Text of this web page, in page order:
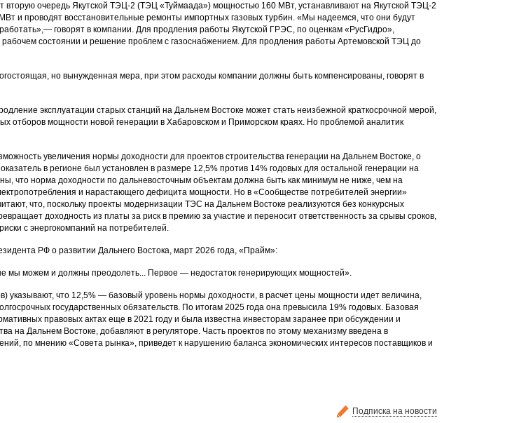
вторую очередь Якутской ТЭЦ-2 (ТЭЦ «Туймаада») мощностью 160 МВт, устанавливают на Якутской ТЭЦ-2
и проводят восстановительные ремонты импортных газовых турбин. «Мы надеемся, что они будут
говорят в компании. Для продления работы Якутской ГРЭС, по оценкам «РусГидро»,
состоянии и решение проблем с газоснабжением. Для продления работы Артемовской ТЭЦ до
но вынужденная мера, при этом расходы компании должны быть компенсированы, говорят в
эксплуатации старых станций на Дальнем Востоке может стать неизбежной краткосрочной мерой,
отборов мощности новой генерации в Хабаровском и Приморском краях. Но проблемой аналитик
увеличения нормы доходности для проектов строительства генерации на Дальнем Востоке, о
в регионе был установлен в размере 12,5% против 14% годовых для остальной генерации на
что норма доходности по дальневосточным объектам должна быть как минимум не ниже, чем на
и нарастающего дефицита мощности. Но в «Сообществе потребителей энергии»
что, поскольку проекты модернизации ТЭС на Дальнем Востоке реализуются без конкурсных
доходность из платы за риск в премию за участие и переносит ответственность за срывы сроков,
с энергокомпаний на потребителей.
РФ о развитии Дальнего Востока, март 2026 года, «Прайм»:
мы можем и должны преодолеть... Первое — недостаток генерирующих мощностей».
указывают, что 12,5% — базовый уровень нормы доходности, в расчет цены мощности идет величина,
государственных обязательств. По итогам 2025 года она превысила 19% годовых. Базовая
правовых актах еще в 2021 году и была известна инвесторам заранее при обсуждении и
на Дальнем Востоке, добавляют в регуляторе. Часть проектов по этому механизму введена в
по мнению «Совета рынка», приведет к нарушению баланса экономических интересов поставщиков и
Подписка на новости